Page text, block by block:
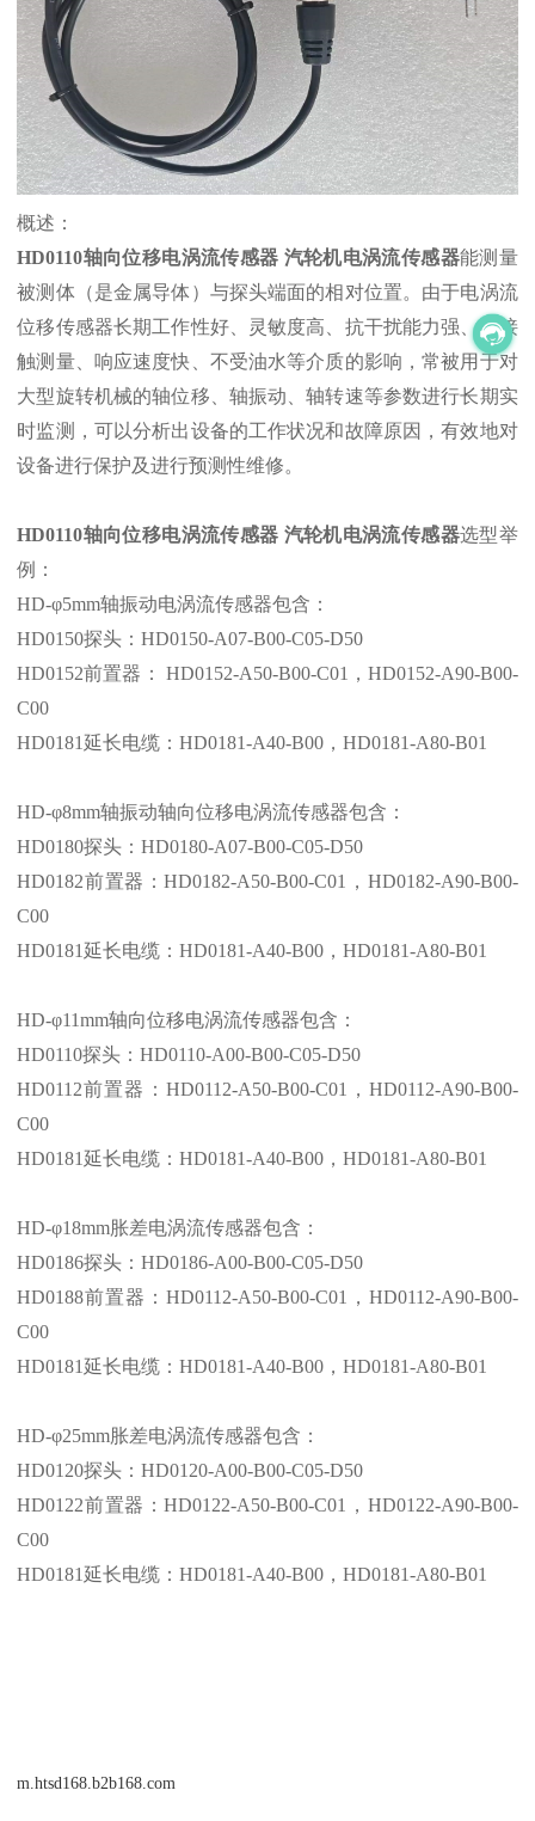
概述：
HD0110轴向位移电涡流传感器 汽轮机电涡流传感器能测量
被测体（是金属导体）与探头端面的相对位置。由于电涡流
位移传感器长期工作性好、灵敏度高、抗干扰能力强、非接
触测量、响应速度快、不受油水等介质的影响，常被用于对
大型旋转机械的轴位移、轴振动、轴转速等参数进行长期实
时监测，可以分析出设备的工作状况和故障原因，有效地对
设备进行保护及进行预测性维修。
HD0110轴向位移电涡流传感器 汽轮机电涡流传感器选型举
例：
HD-φ5mm轴振动电涡流传感器包含：
HD0150探头：HD0150-A07-B00-C05-D50
HD0152前置器： HD0152-A50-B00-C01，HD0152-A90-B00-
C00
HD0181延长电缆：HD0181-A40-B00，HD0181-A80-B01
HD-φ8mm轴振动轴向位移电涡流传感器包含：
HD0180探头：HD0180-A07-B00-C05-D50
HD0182前置器：HD0182-A50-B00-C01，HD0182-A90-B00-
C00
HD0181延长电缆：HD0181-A40-B00 ，HD0181-A80-B01
HD-φ11mm轴向位移电涡流传感器包含：
HD0110探头：HD0110-A00-B00-C05-D50
HD0112前置器：HD0112-A50-B00-C01，HD0112-A90-B00-
C00
HD0181延长电缆：HD0181-A40-B00 ，HD0181-A80-B01
HD-φ18mm胀差电涡流传感器包含：
HD0186探头：HD0186-A00-B00-C05-D50
HD0188前置器：HD0112-A50-B00-C01，HD0112-A90-B00-
C00
HD0181延长电缆：HD0181-A40-B00 ，HD0181-A80-B01
HD-φ25mm胀差电涡流传感器包含：
HD0120探头：HD0120-A00-B00-C05-D50
HD0122前置器：HD0122-A50-B00-C01，HD0122-A90-B00-
C00
HD0181延长电缆：HD0181-A40-B00 ，HD0181-A80-B01
m.htsd168.b2b168.com